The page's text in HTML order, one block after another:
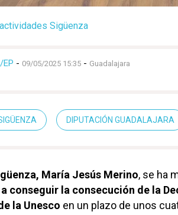
Sigüenza
EP - 09/05/2025 15:35 - Guadalajara
DIPUTACIÓN GUADALAJARA
María Jesús Merino, se ha
conseguir la consecución de la
la Unesco en un plazo de unos